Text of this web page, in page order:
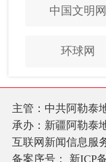
中国文明网
环球网
主管：中共阿勒泰
承办：新疆阿勒泰
互联网新闻信息服
备案序号： 新ICP